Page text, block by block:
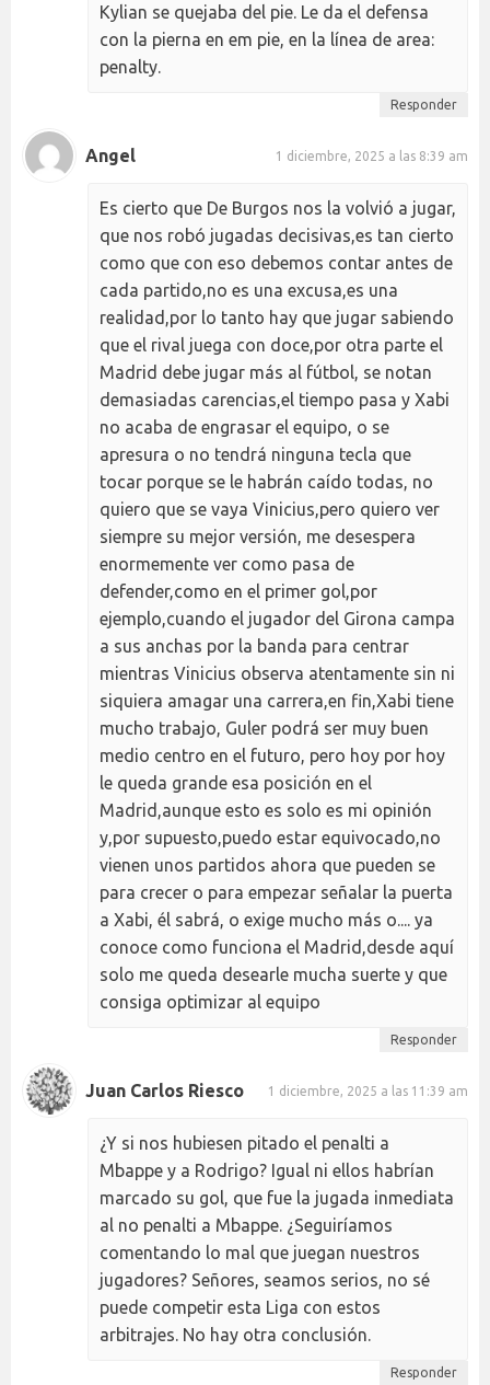
Kylian se quejaba del pie. Le da el defensa
con la pierna en em pie, en la línea de area:
penalty.
Responder
Angel 1 diciembre, 2025 a las 8:39 am
Es cierto que De Burgos nos la volvió a jugar,
que nos robó jugadas decisivas,es tan cierto
como que con eso debemos contar antes de
cada partido,no es una excusa,es una
realidad,por lo tanto hay que jugar sabiendo
que el rival juega con doce,por otra parte el
Madrid debe jugar más al fútbol, se notan
demasiadas carencias,el tiempo pasa y Xabi
no acaba de engrasar el equipo, o se
apresura o no tendrá ninguna tecla que
tocar porque se le habrán caído todas, no
quiero que se vaya Vinicius,pero quiero ver
siempre su mejor versión, me desespera
enormemente ver como pasa de
defender,como en el primer gol,por
ejemplo,cuando el jugador del Girona campa
a sus anchas por la banda para centrar
mientras Vinicius observa atentamente sin ni
siquiera amagar una carrera,en fin,Xabi tiene
mucho trabajo, Guler podrá ser muy buen
medio centro en el futuro, pero hoy por hoy
le queda grande esa posición en el
Madrid,aunque esto es solo es mi opinión
y,por supuesto,puedo estar equivocado,no
vienen unos partidos ahora que pueden se
para crecer o para empezar señalar la puerta
a Xabi, él sabrá, o exige mucho más o.... ya
conoce como funciona el Madrid,desde aquí
solo me queda desearle mucha suerte y que
consiga optimizar al equipo
Responder
Juan Carlos Riesco 1 diciembre, 2025 a las 11:39 am
¿Y si nos hubiesen pitado el penalti a
Mbappe y a Rodrigo? Igual ni ellos habrían
marcado su gol, que fue la jugada inmediata
al no penalti a Mbappe. ¿Seguiríamos
comentando lo mal que juegan nuestros
jugadores? Señores, seamos serios, no sé
puede competir esta Liga con estos
arbitrajes. No hay otra conclusión.
Responder